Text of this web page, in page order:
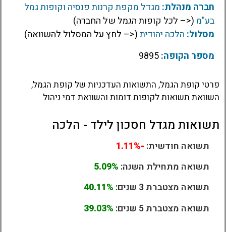
חברה מנהלת: מגדל מקפת קרנות פנסיה וקופות גמל
בע"מ (<– לכל קופות הגמל של החברה)
מסלול: הלכה יהודית(<– לחץ על המסלול להשוואה)
מספר הקופה:
פרטי קופת הגמל, התשואות העדכניות של קופת הגמל,
השוואת תשואות לקופות דומות והשוואת דמי ניהול
תשואות מגדל חסכון לילד - הלכה
תשואה חודשית: -1.11%
תשואה מתחילת השנה: 5.09%
תשואה מצטברת 3 שנים:
40.11%
תשואה מצטברת 5 שנים:
39.03%